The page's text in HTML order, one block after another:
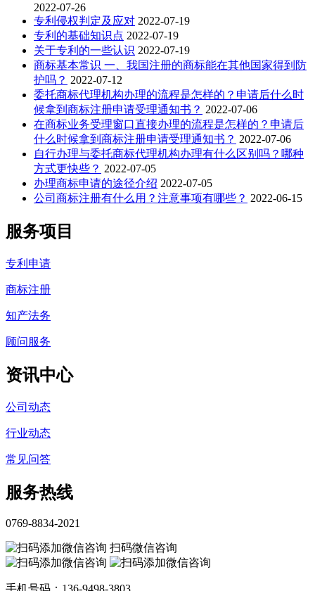
2022-07-26
专利侵权判定及应对 2022-07-19
专利的基础知识点 2022-07-19
关于专利的一些认识 2022-07-19
商标基本常识 一、我国注册的商标能在其他国家得到防
护吗？ 2022-07-12
委托商标代理机构办理的流程是怎样的？申请后什么时
候拿到商标注册申请受理通知书？ 2022-07-06
在商标业务受理窗口直接办理的流程是怎样的？申请后
什么时候拿到商标注册申请受理通知书？ 2022-07-06
自行办理与委托商标代理机构办理有什么区别吗？哪种
方式更快些？ 2022-07-05
办理商标申请的途径介绍 2022-07-05
公司商标注册有什么用？注意事项有哪些？ 2022-06-15
服务项目
专利申请
商标注册
知产法务
顾问服务
资讯中心
公司动态
行业动态
常见问答
服务热线
0769-8834-2021
扫码微信咨询